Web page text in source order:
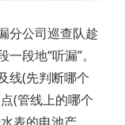
分公司巡查队趁
段地“听漏”。
线(先判断哪个
(管线上的哪个